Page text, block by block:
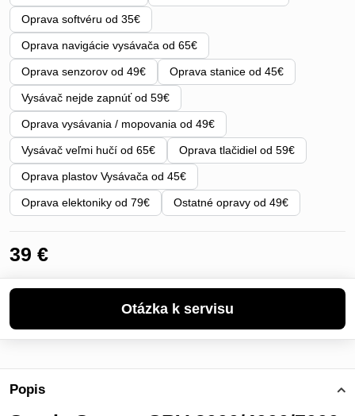
Oprava softvéru od 35€
Oprava navigácie vysávača od 65€
Oprava senzorov od 49€ Oprava stanice od 45€
Vysávač nejde zapnúť od 59€
Oprava vysávania / mopovania od 49€
Vysávač veľmi hučí od 65€ Oprava tlačidiel od 59€
Oprava plastov Vysávača od 45€
Oprava elektoniky od 79€ Ostatné opravy od 49€
39 €
Popis